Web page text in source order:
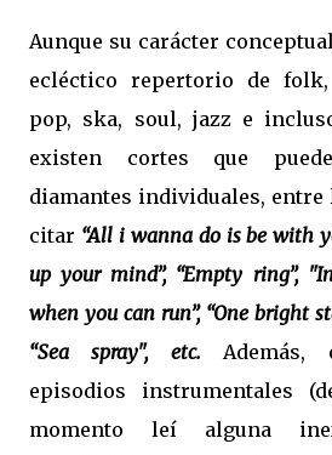
Aunque su carácter
ecléctico repertorio de
pop, ska, soul, jazz e
existen cortes que
diamantes individuales, entre
citar “All i wanna do is be with
up your mind”, “Empty ring”,
when you can run”, “One bright
“Sea spray", etc. Además,
episodios instrumentales
momento leí alguna